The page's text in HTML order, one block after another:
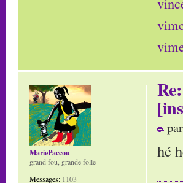
par
hé
MariePaccou
grand fou, grande folle
Messages: 1103